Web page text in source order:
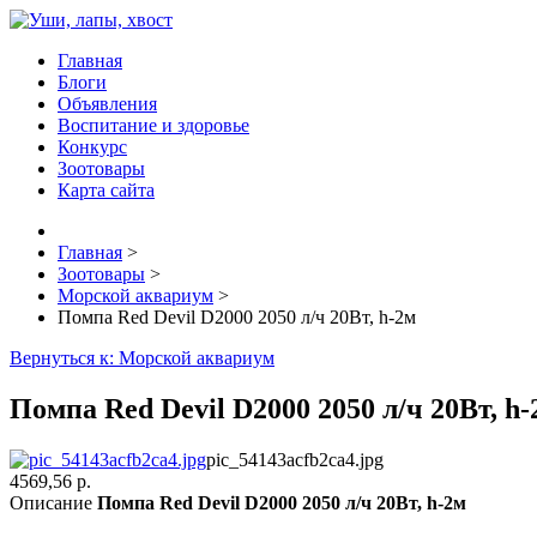
Главная
Блоги
Объявления
Воспитание и здоровье
Конкурс
Зоотовары
Карта сайта
Главная >
Зоотовары >
Морской аквариум >
Помпа Red Devil D2000 2050 л/ч 20Вт, h-2м
Вернуться к: Морской аквариум
Помпа Red Devil D2000 2050 л/ч 20Вт,
pic_54143acfb2ca4.jpg
4569,56 р.
Описание Помпа Red Devil D2000 2050 л/ч 20Вт, h-2м